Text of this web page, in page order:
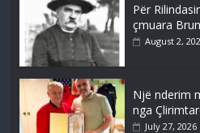
Për
çmuara
August 2,
Një nderim
nga
July 27, 2026